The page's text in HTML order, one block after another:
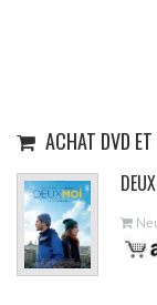
ACHAT DVD